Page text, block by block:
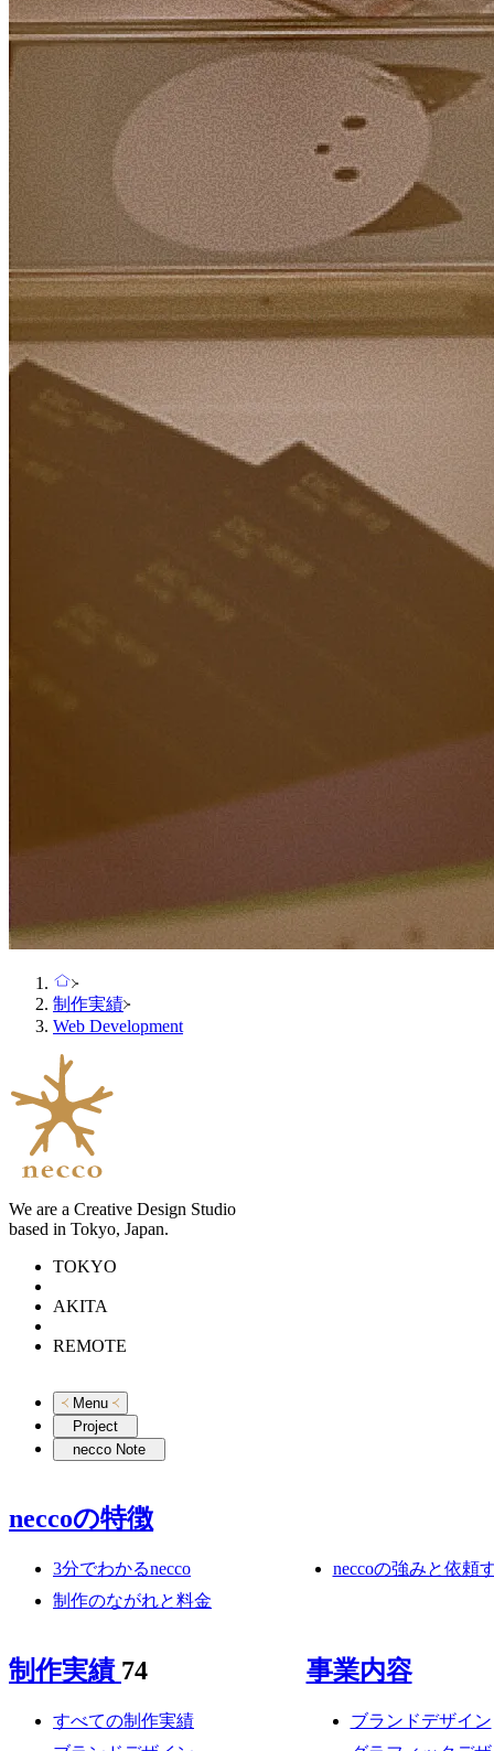
制作実績
Web Development
We are a Creative Design Studio
based in Tokyo, Japan.
TOKYO
AKITA
REMOTE
Menu
Project
necco Note
neccoの特徴
3分でわかるnecco
neccoの強みと依頼
制作のながれと料金
制作実績 74
すべての制作実績
事業内容
ブランドデザイン